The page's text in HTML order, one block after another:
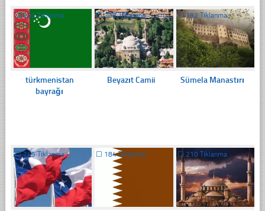
☐202 Tıklanma
türkmenistan
bayrağı
☐208 Tıklanma
Beyazıt Camii
☐192 Tıklanma
Sümela Manastırı
☐245 Tıklanma ☐ 184 Tıklanma ☐ 210 Tıklanma